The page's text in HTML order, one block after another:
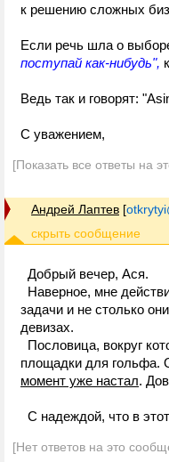
к решению сложных
Если речь шла о
поступай как-нибудь",
Ведь так и говорят:
С уважением,
[Показать все ответы на
Андрей Лаптев [
Добрый вечер, Ася.
Наверное, мне
задачи и не столько
девизах.
Пословица, вокруг
площадки для гольфа.
момент уже настал.
С надеждой, что в
[Нет ответов на это